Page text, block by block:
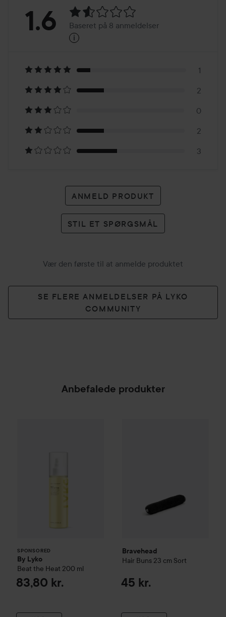
Bedømmelse:
Baseret
på
8
anmeldelser
1.6 Baseret på 8 anmeldelser
i
1
2
0
2
3
ANMELD PRODUKT
STIL ET SPØRGSMÅL
Vær den første til at anmelde produktet
SE FLERE ANMELDELSER PÅ LYKO
COMMUNITY
Anbefalede produkter
SPONSORED
By Lyko
Beat the Heat 200 ml
83,80 kr.
Bravehead
Hair Buns 23 cm Sort
45 kr.